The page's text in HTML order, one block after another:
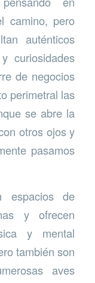
camino, pero
auténticos
curiosidades
de negocios
perimetral las
se abre la
otros ojos y
pasamos
espacios de
y ofrecen
y mental
también son
aves